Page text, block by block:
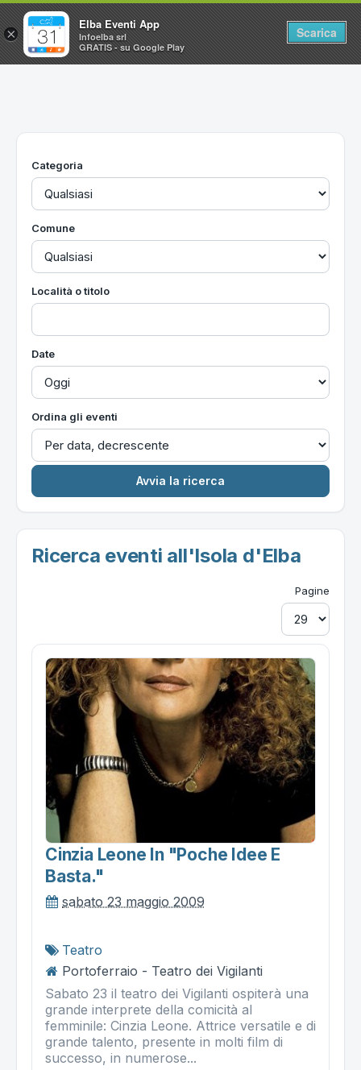
Home
Utilità
Categoria
Comune
Località o titolo
Date
Ordina gli eventi
Ricerca eventi all'Isola d'Elba
Pagine
Cinzia Leone In "poche Idee E
Basta."
sabato 23 maggio 2009
Teatro
Portoferraio - Teatro dei Vigilanti
Sabato 23 il teatro dei Vigilanti ospiterà una
grande interprete della comicità al
femminile: Cinzia Leone. Attrice versatile e di
grande talento, presente in molti film di
successo, in numerose...
×
Elba Eventi App
Infoelba srl
GRATIS - su Google Play
Scarica